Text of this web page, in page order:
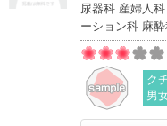
尿器科 産婦人
ーション科 麻
ク
男